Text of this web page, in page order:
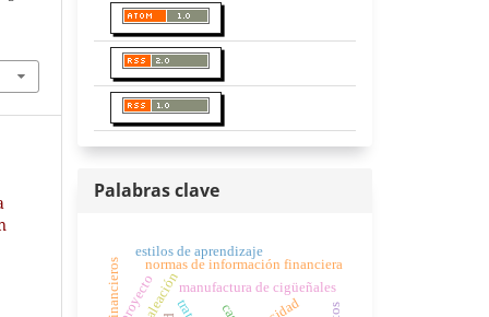
Palabras clave
manufactura de cigüeñales
normas de información financiera
estilos de aprendizaje
proyecto